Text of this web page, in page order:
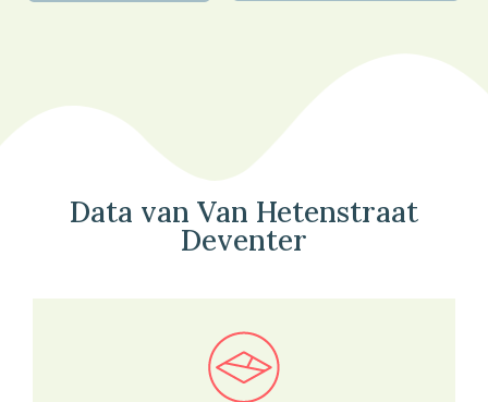
Data van Van Hetenstraat
Deventer
Bekijk in onze kaartviewer